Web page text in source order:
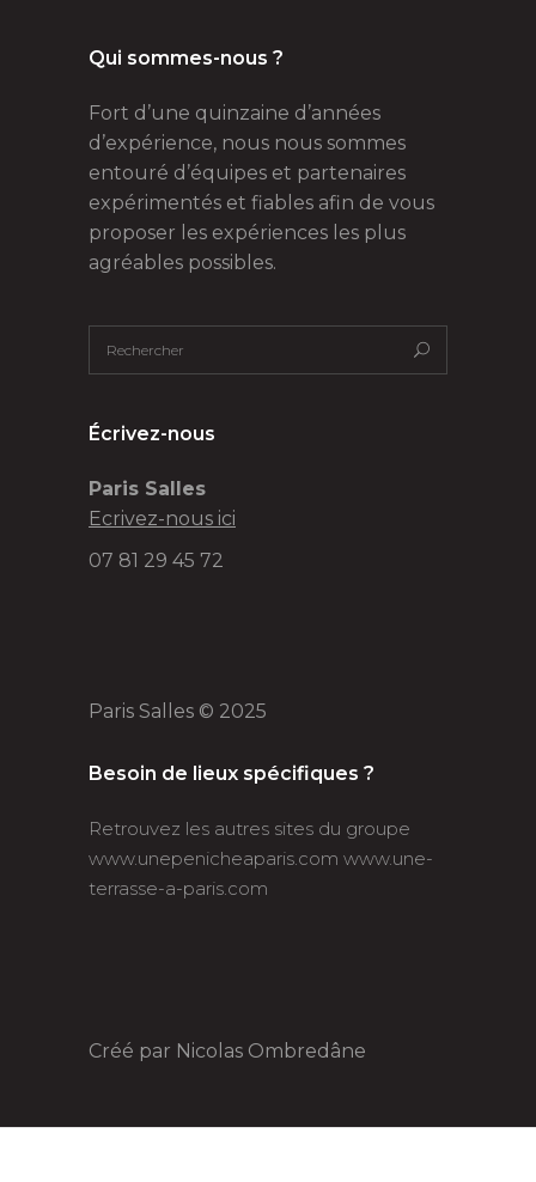
Qui sommes-nous ?
Fort d’une quinzaine d’années
d’expérience, nous nous sommes
entouré d’équipes et partenaires
expérimentés et fiables afin de vous
proposer les expériences les plus
agréables possibles.
Écrivez-nous
Paris Salles
Ecrivez-nous ici
07 81 29 45 72
Paris Salles © 2025
Besoin de lieux spécifiques ?
Retrouvez les autres sites du groupe
www.unepenicheaparis.com www.une-
terrasse-a-paris.com
Créé par Nicolas Ombredâne